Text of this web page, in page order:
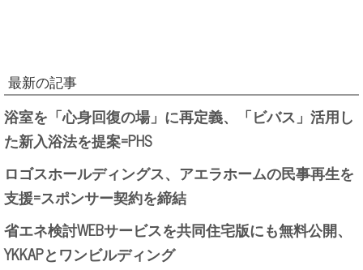
最新の記事
浴室を「心身回復の場」に再定義、「ビバス」活用し
た新入浴法を提案=PHS
ロゴスホールディングス、アエラホームの民事再生を
支援=スポンサー契約を締結
省エネ検討WEBサービスを共同住宅版にも無料公開、
YKKAPとワンビルディング